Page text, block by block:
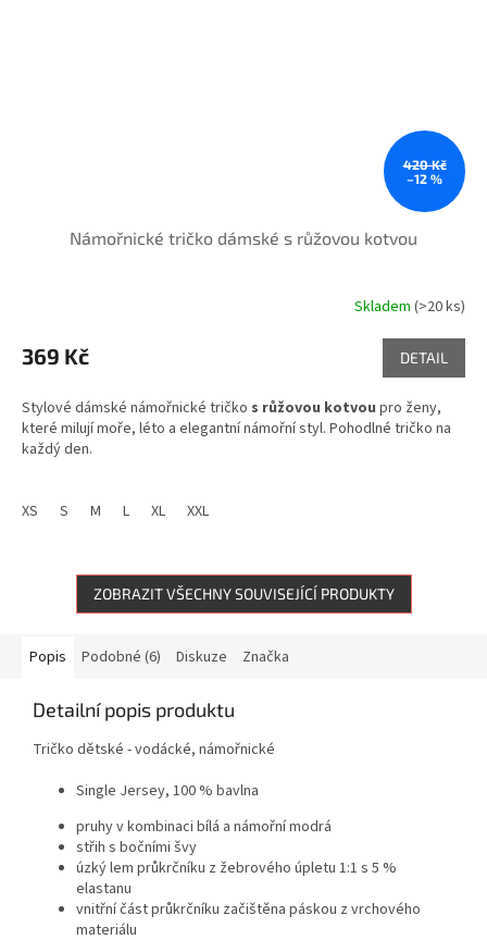
420 Kč
–12 %
Námořnické tričko dámské s růžovou kotvou
Skladem (>20 ks)
369 Kč DETAIL
Stylové dámské námořnické tričko s růžovou kotvou pro ženy,
které milují moře, léto a elegantní námořní styl. Pohodlné tričko na
každý den.
XS S M L XL XXL
ZOBRAZIT VŠECHNY SOUVISEJÍCÍ PRODUKTY
Popis Podobné (6) Diskuze Značka
Detailní popis produktu
Tričko dětské - vodácké, námořnické
Single Jersey, 100 % bavlna
pruhy v kombinaci bílá a námořní modrá
střih s bočními švy
úzký lem průkrčníku z žebrového úpletu 1:1 s 5 %
elastanu
vnitřní část průkrčníku začištěna páskou z vrchového
materiálu